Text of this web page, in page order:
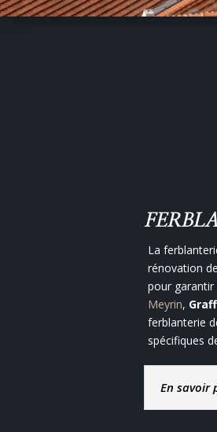
La
rénovation
pour garantir
Meyrin,
ferblanterie
spécifiques
En savoir